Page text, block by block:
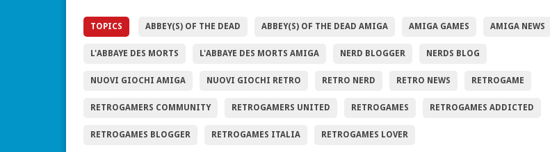
TOPICS ABBEY(S) OF THE DEAD ABBEY(S) OF THE DEAD AMIGA AMIGA GAMES AMIGA NEWS
L'ABBAYE DES MORTS L'ABBAYE DES MORTS AMIGA NERD BLOGGER NERDS BLOG
NUOVI GIOCHI AMIGA NUOVI GIOCHI RETRO RETRO NERD RETRO NEWS RETROGAME
RETROGAMERS COMMUNITY RETROGAMERS UNITED RETROGAMES RETROGAMES ADDICTED
RETROGAMES BLOGGER RETROGAMES ITALIA RETROGAMES LOVER